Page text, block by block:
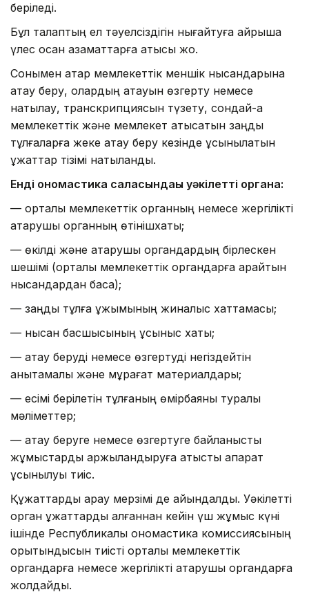
беріледі.
Бұл талаптың ел тәуелсіздігін нығайтуға айрықша
үлес қосқан азаматтарға қатысы жоқ.
Сонымен қатар мемлекеттік меншік нысандарына
атау беру, олардың атауын өзгерту немесе
нақтылау, транскрипциясын түзету, сондай-ақ
мемлекеттік және мемлекет қатысатын заңды
тұлғаларға жеке атау беру кезінде ұсынылатын
құжаттар тізімі нақтыланды.
Енді ономастика саласындағы уәкілетті органға:
— орталық мемлекеттік органның немесе жергілікті
атқарушы органның өтінішхаты;
— өкілді және атқарушы органдардың бірлескен
шешімі (орталық мемлекеттік органдарға қарайтын
нысандардан басқа);
— заңды тұлға ұжымының жиналыс хаттамасы;
— нысан басшысының ұсыныс хаты;
— атау беруді немесе өзгертуді негіздейтін
анықтамалық және мұрағат материалдары;
— есімі берілетін тұлғаның өмірбаяны туралы
мәліметтер;
— атау беруге немесе өзгертуге байланысты
жұмыстарды қаржыландыруға қатысты ақпарат
ұсынылуы тиіс.
Құжаттарды қарау мерзімі де айқындалды. Уәкілетті
орган құжаттарды алғаннан кейін үш жұмыс күні
ішінде Республикалық ономастика комиссиясының
қорытындысын тиісті орталық мемлекеттік
органдарға немесе жергілікті атқарушы органдарға
жолдайды.